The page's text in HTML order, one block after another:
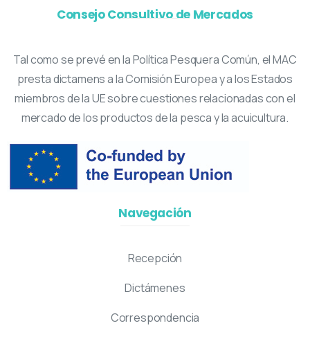
Consejo Consultivo de Mercados
Tal como se prevé en la Política Pesquera Común, el MAC
presta dictamens a la Comisión Europea y a los Estados
miembros de la UE sobre cuestiones relacionadas con el
mercado de los productos de la pesca y la acuicultura.
Navegación
Recepción
Dictámenes
Correspondencia